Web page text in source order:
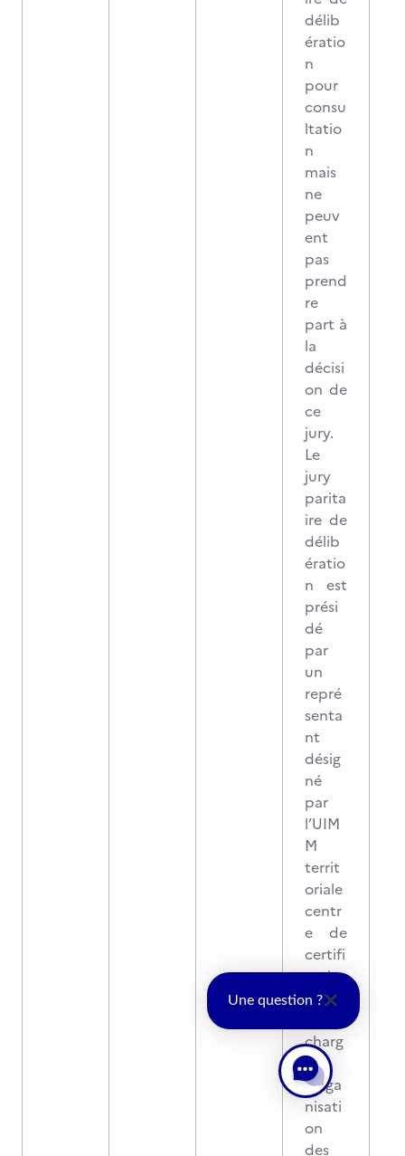
délib
ératio
n
pour
consu
ltatio
n
mais
ne
peuv
ent
pas
prend
re
part à
la
décisi
on de
ce
jury.
Le
jury
parita
ire de
délib
ératio
n est
prési
dé
par
un
repré
senta
nt
désig
né
par
l’UIM
M
territ
oriale
centr
e de
certifi
catio
n qui
charg
e
l’orga
nisati
on
des
Une question ?